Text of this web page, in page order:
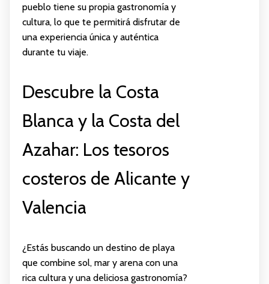
pueblo tiene su propia gastronomía y
cultura, lo que te permitirá disfrutar de
una experiencia única y auténtica
durante tu viaje.
Descubre la Costa
Blanca y la Costa del
Azahar: Los tesoros
costeros de Alicante y
Valencia
¿Estás buscando un destino de playa
que combine sol, mar y arena con una
rica cultura y una deliciosa gastronomía?